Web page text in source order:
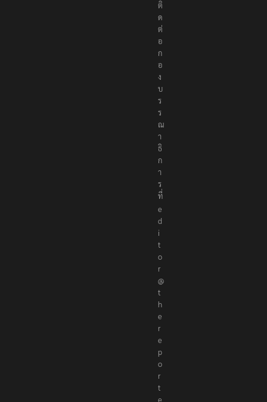
ติ
ด
ต่
อ
ก
อ
ง
บ
ร
ร
ณ
า
ธิ
ก
า
ร
ที่
e
d
i
t
o
r
@
t
h
e
r
e
p
o
r
t
e